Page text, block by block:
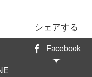
シェアする
Facebook